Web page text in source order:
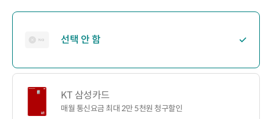
선택 안 함
KT 삼성카드
매월 통신요금 최대 2만 5천원 청구할인